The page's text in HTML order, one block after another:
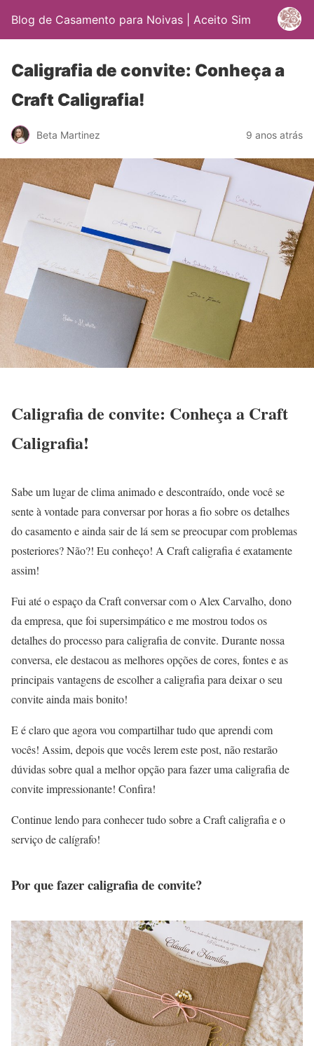
Blog de Casamento para Noivas | Aceito Sim
Caligrafia de convite: Conheça a
Craft Caligrafia!
Beta Martinez 9 anos atrás
Caligrafia de convite: Conheça a Craft
Caligrafia!
Sabe um lugar de clima animado e descontraído, onde você se
sente à vontade para conversar por horas a fio sobre os detalhes
do casamento e ainda sair de lá sem se preocupar com problemas
posteriores? Não?! Eu conheço! A Craft caligrafia é exatamente
assim!
Fui até o espaço da Craft conversar com o Alex Carvalho, dono
da empresa, que foi supersimpático e me mostrou todos os
detalhes do processo para caligrafia de convite. Durante nossa
conversa, ele destacou as melhores opções de cores, fontes e as
principais vantagens de escolher a caligrafia para deixar o seu
convite ainda mais bonito!
E é claro que agora vou compartilhar tudo que aprendi com
vocês! Assim, depois que vocês lerem este post, não restarão
dúvidas sobre qual a melhor opção para fazer uma caligrafia de
convite impressionante! Confira!
Continue lendo para conhecer tudo sobre a Craft caligrafia e o
serviço de calígrafo!
Por que fazer caligrafia de convite?